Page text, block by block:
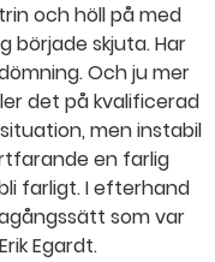
och höll på med
började skjuta. Har
Och ju mer
det på kvalificerad
men instabil
en farlig
farligt. I efterhand
som var
Egardt.